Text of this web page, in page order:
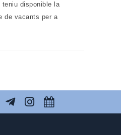
disponible la
de vacants per a